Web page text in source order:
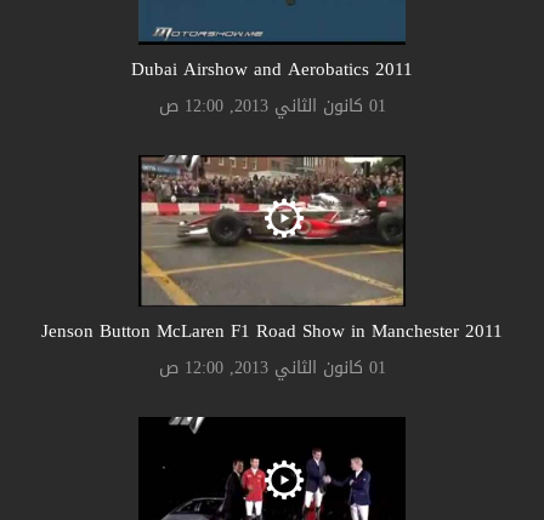
2011 Dubai Airshow and Aerobatics
01 كانون الثاني 2013, 12:00 ص
2011 Jenson Button McLaren F1 Road Show in Manchester
01 كانون الثاني 2013, 12:00 ص